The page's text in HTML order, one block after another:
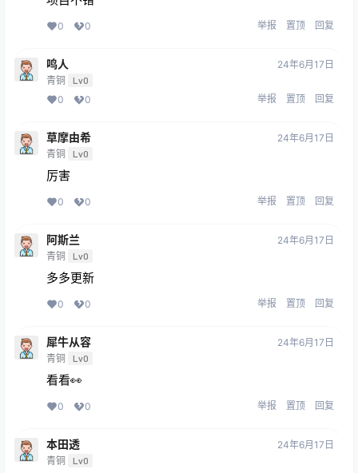
0 0 举报 置顶 回复
鸣人
青铜 Lv0
24年6月17日
0 0 举报 置顶 回复
草摩由希
青铜 Lv0
24年6月17日
厉害
0 0 举报 置顶 回复
阿斯兰
青铜 Lv0
24年6月17日
多多更新
0 0 举报 置顶 回复
犀牛从容
青铜 Lv0
24年6月17日
看看👀
0 0 举报 置顶 回复
本田透
青铜 Lv0
24年6月17日